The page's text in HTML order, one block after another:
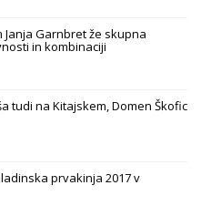
Garnbret že skupna
in kombinaciji
tudi na Kitajskem, Domen Škofic
prvakinja 2017 v